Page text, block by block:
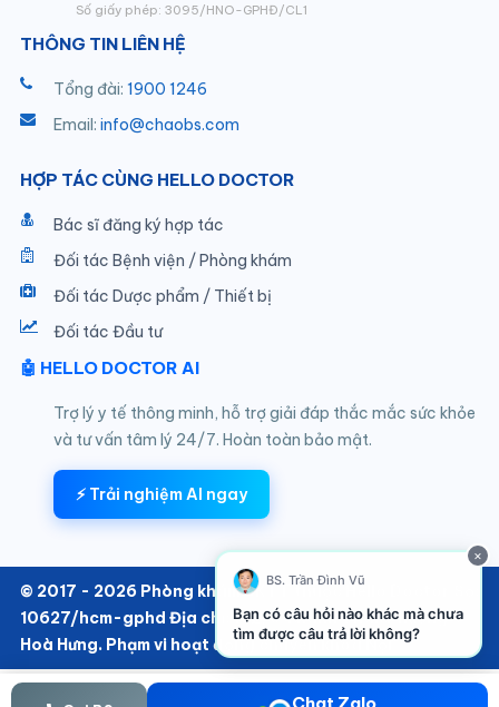
×
BS. Trần Đình Vũ
Bạn có câu hỏi nào khác mà chưa
tìm được câu trả lời không?
Số giấy phép: 3095/HNO-GPHĐ/CL1
THÔNG TIN LIÊN HỆ
Tổng đài: 1900 1246
Email: info@chaobs.com
HỢP TÁC CÙNG HELLO DOCTOR
Bác sĩ đăng ký hợp tác
Đối tác Bệnh viện / Phòng khám
Đối tác Dược phẩm / Thiết bị
Đối tác Đầu tư
🤖 HELLO DOCTOR AI
Trợ lý y tế thông minh, hỗ trợ giải đáp thắc mắc sức khỏe
và tư vấn tâm lý 24/7. Hoàn toàn bảo mật.
⚡ Trải nghiệm AI ngay
© 2017 - 2026 Phòng khám SKTT thuộc Hello Doctor Số:
10627/hcm-gphd Địa chỉ: 152/6 Thành Thái, Phường
Hoà Hưng. Phạm vi hoạt động chuyên khoa Nội